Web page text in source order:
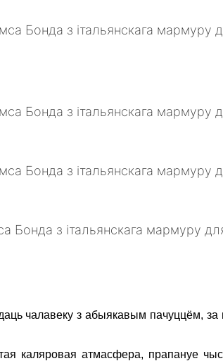
даць чалавеку з абыякавым пачуццём,
каляровая атмасфера, прапануе